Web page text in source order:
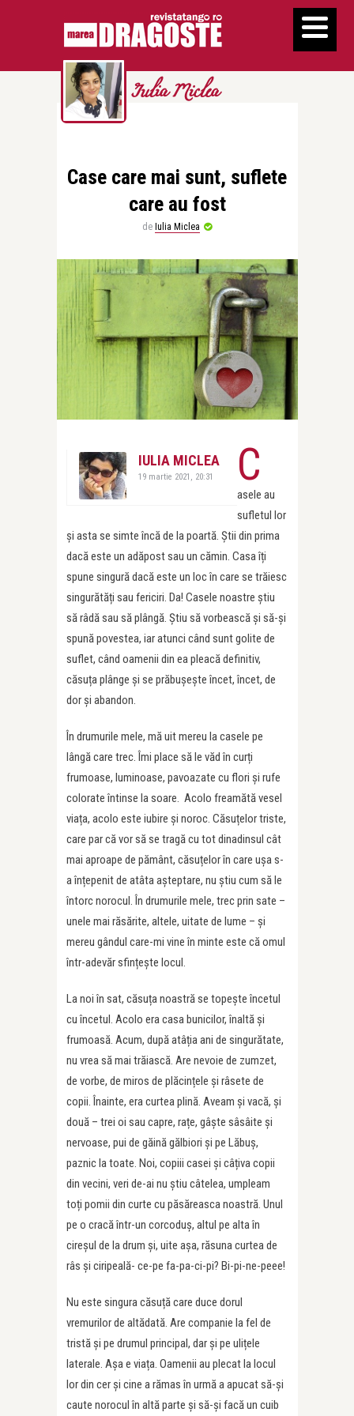
Iulia Miclea
Case care mai sunt, suflete
care au fost
de Iulia Miclea
IULIA MICLEA
19 martie 2021, 20:31 C
asele au
sufletul lor
și asta se simte încă de la poartă. Știi din prima
dacă este un adăpost sau un cămin. Casa îți
spune singură dacă este un loc în care se trăiesc
singurătăți sau fericiri. Da! Casele noastre știu
să râdă sau să plângă. Știu să vorbească și să-și
spună povestea, iar atunci când sunt golite de
suflet, când oamenii din ea pleacă definitiv,
căsuța plânge și se prăbușește încet, încet, de
dor și abandon.
În drumurile mele, mă uit mereu la casele pe
lângă care trec. Îmi place să le văd în curți
frumoase, luminoase, pavoazate cu flori și rufe
colorate întinse la soare. Acolo freamătă vesel
viața, acolo este iubire și noroc. Căsuțelor triste,
care par că vor să se tragă cu tot dinadinsul cât
mai aproape de pământ, căsuțelor în care ușa s-
a înțepenit de atâta așteptare, nu știu cum să le
întorc norocul. În drumurile mele, trec prin sate –
unele mai răsărite, altele, uitate de lume – și
mereu gândul care-mi vine în minte este că omul
într-adevăr sfințește locul.
La noi în sat, căsuța noastră se topește încetul
cu încetul. Acolo era casa bunicilor, înaltă și
frumoasă. Acum, după atâția ani de singurătate,
nu vrea să mai trăiască. Are nevoie de zumzet,
de vorbe, de miros de plăcințele și râsete de
copii. Înainte, era curtea plină. Aveam și vacă, și
două – trei oi sau capre, rațe, gâște sâsâite și
nervoase, pui de găină gălbiori și pe Lăbuș,
paznic la toate. Noi, copiii casei și câțiva copii
din vecini, veri de-ai nu știu câtelea, umpleam
toți pomii din curte cu păsăreasca noastră. Unul
pe o cracă într-un corcoduș, altul pe alta în
cireșul de la drum și, uite așa, răsuna curtea de
râs și ciripeală- ce-pe fa-pa-ci-pi? Bi-pi-ne-peee!
Nu este singura căsuță care duce dorul
vremurilor de altădată. Are companie la fel de
tristă și pe drumul principal, dar și pe ulițele
laterale. Așa e viața. Oamenii au plecat la locul
lor din cer și cine a rămas în urmă a apucat să-și
caute norocul în altă parte și să-și facă un cuib